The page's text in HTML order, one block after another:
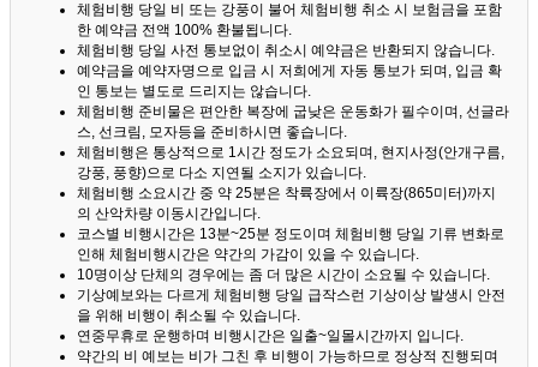
체험비행 당일 비 또는 강풍이 불어 체험비행 취소 시 보험금을 포함
한 예약금 전액 100% 환불됩니다.
체험비행 당일 사전 통보없이 취소시 예약금은 반환되지 않습니다.
예약금을 예약자명으로 입금 시 저희에게 자동 통보가 되며, 입금 확
인 통보는 별도로 드리지는 않습니다.
체험비행 준비물은 편안한 복장에 굽낮은 운동화가 필수이며, 선글라
스, 선크림, 모자등을 준비하시면 좋습니다.
체험비행은 통상적으로 1시간 정도가 소요되며, 현지사정(안개구름,
강풍, 풍향)으로 다소 지연될 소지가 있습니다.
체험비행 소요시간 중 약 25분은 착륙장에서 이륙장(865미터)까지
의 산악차량 이동시간입니다.
코스별 비행시간은 13분~25분 정도이며 체험비행 당일 기류 변화로
인해 체험비행시간은 약간의 가감이 있을 수 있습니다.
10명이상 단체의 경우에는 좀 더 많은 시간이 소요될 수 있습니다.
기상예보와는 다르게 체험비행 당일 급작스런 기상이상 발생시 안전
을 위해 비행이 취소될 수 있습니다.
연중무휴로 운행하며 비행시간은 일출~일몰시간까지 입니다.
약간의 비 예보는 비가 그친 후 비행이 가능하므로 정상적 진행되며